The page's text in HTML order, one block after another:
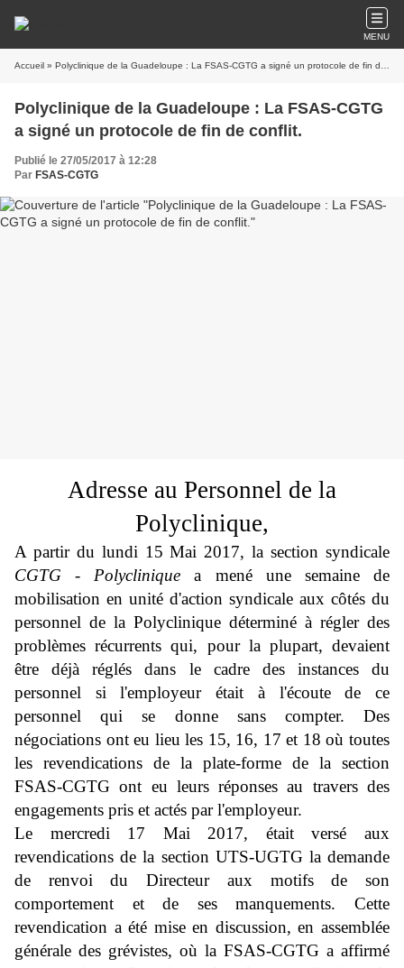
MENU
Accueil » Polyclinique de la Guadeloupe : La FSAS-CGTG a signé un protocole de fin de conflit.
Polyclinique de la Guadeloupe : La FSAS-CGTG
a signé un protocole de fin de conflit.
Publié le 27/05/2017 à 12:28
Par FSAS-CGTG
Adresse au Personnel de la
Polyclinique,
A partir du lundi 15 Mai 2017, la section syndicale
CGTG - Polyclinique a mené une semaine de
mobilisation en unité d'action syndicale aux côtés du
personnel de la Polyclinique déterminé à régler des
problèmes récurrents qui, pour la plupart, devaient
être déjà réglés dans le cadre des instances du
personnel si l'employeur était à l'écoute de ce
personnel qui se donne sans compter. Des
négociations ont eu lieu les 15, 16, 17 et 18 où toutes
les revendications de la plate-forme de la section
FSAS-CGTG ont eu leurs réponses au travers des
engagements pris et actés par l'employeur.
Le mercredi 17 Mai 2017, était versé aux
revendications de la section UTS-UGTG la demande
de renvoi du Directeur aux motifs de son
comportement et de ses manquements. Cette
revendication a été mise en discussion, en assemblée
générale des grévistes, où la FSAS-CGTG a affirmé